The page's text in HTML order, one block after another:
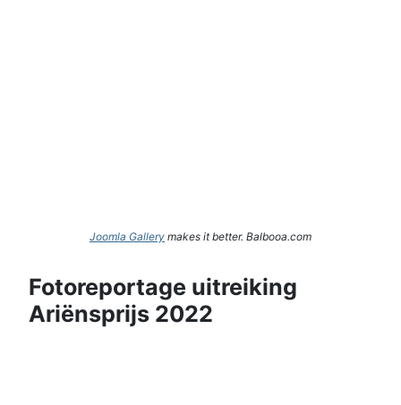
Joomla Gallery makes it better. Balbooa.com
Fotoreportage uitreiking
Ariënsprijs 2022